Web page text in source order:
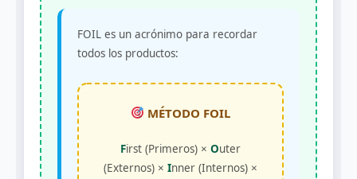
FOIL es un acrónimo para recordar
todos los productos:
MÉTODO FOIL
First (Primeros) × Outer
(Externos) × Inner (Internos) ×